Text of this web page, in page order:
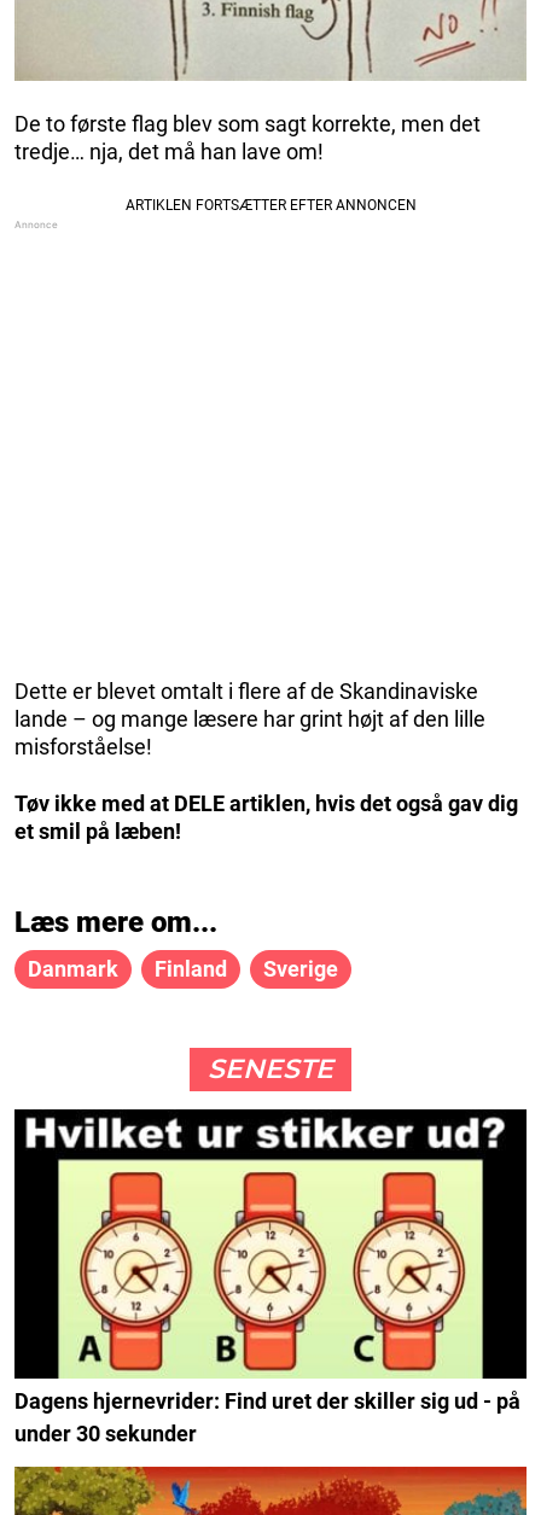
De to første flag blev som sagt korrekte, men det
tredje… nja, det må han lave om!
Dette er blevet omtalt i flere af de Skandinaviske
lande – og mange læsere har grint højt af den lille
misforståelse!
Tøv ikke med at DELE artiklen, hvis det også gav dig
et smil på læben!
Læs mere om...
Danmark Finland Sverige
SENESTE
Dagens hjernevrider: Find uret der skiller sig ud - på
under 30 sekunder